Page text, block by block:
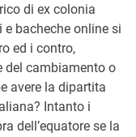
di ex colonia
bacheche online si
ed i contro,
del cambiamento o
avere la dipartita
Intanto i
dell’equatore se la